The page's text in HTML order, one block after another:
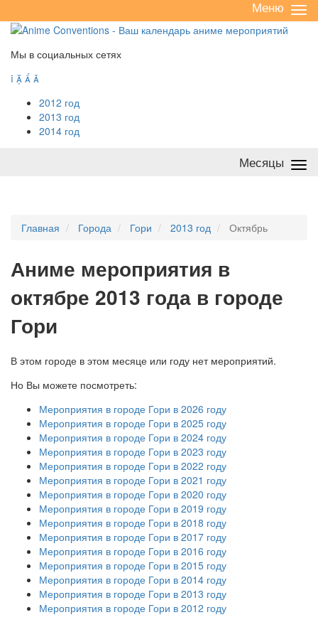
/
Меню
Мы в социальных сетях
   
2012 год
2013 год
2014 год
Месяцы
Главная Города Гори 2013 год Октябрь
Аниме мероприятия в
октябре 2013 года в городе
Гори
В этом городе в этом месяце или году нет мероприятий.
Но Вы можете посмотреть:
Мероприятия в городе Гори в 2026 году
Мероприятия в городе Гори в 2025 году
Мероприятия в городе Гори в 2024 году
Мероприятия в городе Гори в 2023 году
Мероприятия в городе Гори в 2022 году
Мероприятия в городе Гори в 2021 году
Мероприятия в городе Гори в 2020 году
Мероприятия в городе Гори в 2019 году
Мероприятия в городе Гори в 2018 году
Мероприятия в городе Гори в 2017 году
Мероприятия в городе Гори в 2016 году
Мероприятия в городе Гори в 2015 году
Мероприятия в городе Гори в 2014 году
Мероприятия в городе Гори в 2013 году
Мероприятия в городе Гори в 2012 году